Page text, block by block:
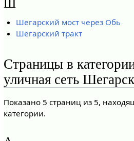
Ш
Шегарский мост через Обь
Шегарский тракт
Страницы в
уличная сеть
Показано 5 страниц из 5,
категории.